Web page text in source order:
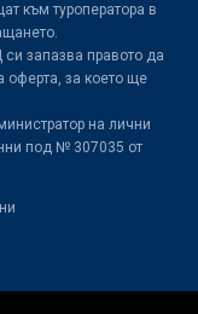
към туроператора в
запазва правото да
оферта, за което ще
на лични
под № 307035 от